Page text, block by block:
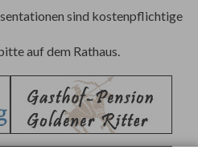
sind kostenpflichtige
auf dem Rathaus.